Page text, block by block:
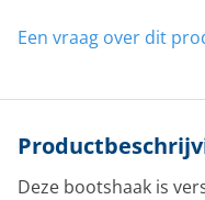
Een vraag over dit
Deze bootshaak is